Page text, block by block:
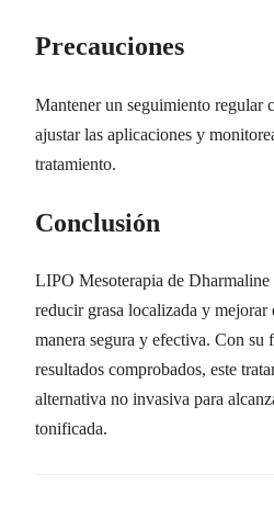
Precauciones
Mantener un seguimiento regular
ajustar las aplicaciones y
tratamiento.
Conclusión
LIPO Mesoterapia de Dharmaline
reducir grasa localizada y
manera segura y efectiva. Con su
resultados comprobados, este
alternativa no invasiva para
tonificada.